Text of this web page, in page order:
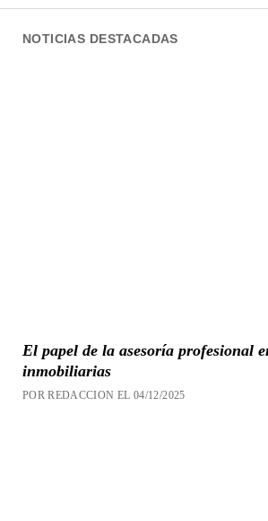
NOTICIAS DESTACADAS
El papel de la asesoría profesional
inmobiliarias
POR REDACCION EL 04/12/2025